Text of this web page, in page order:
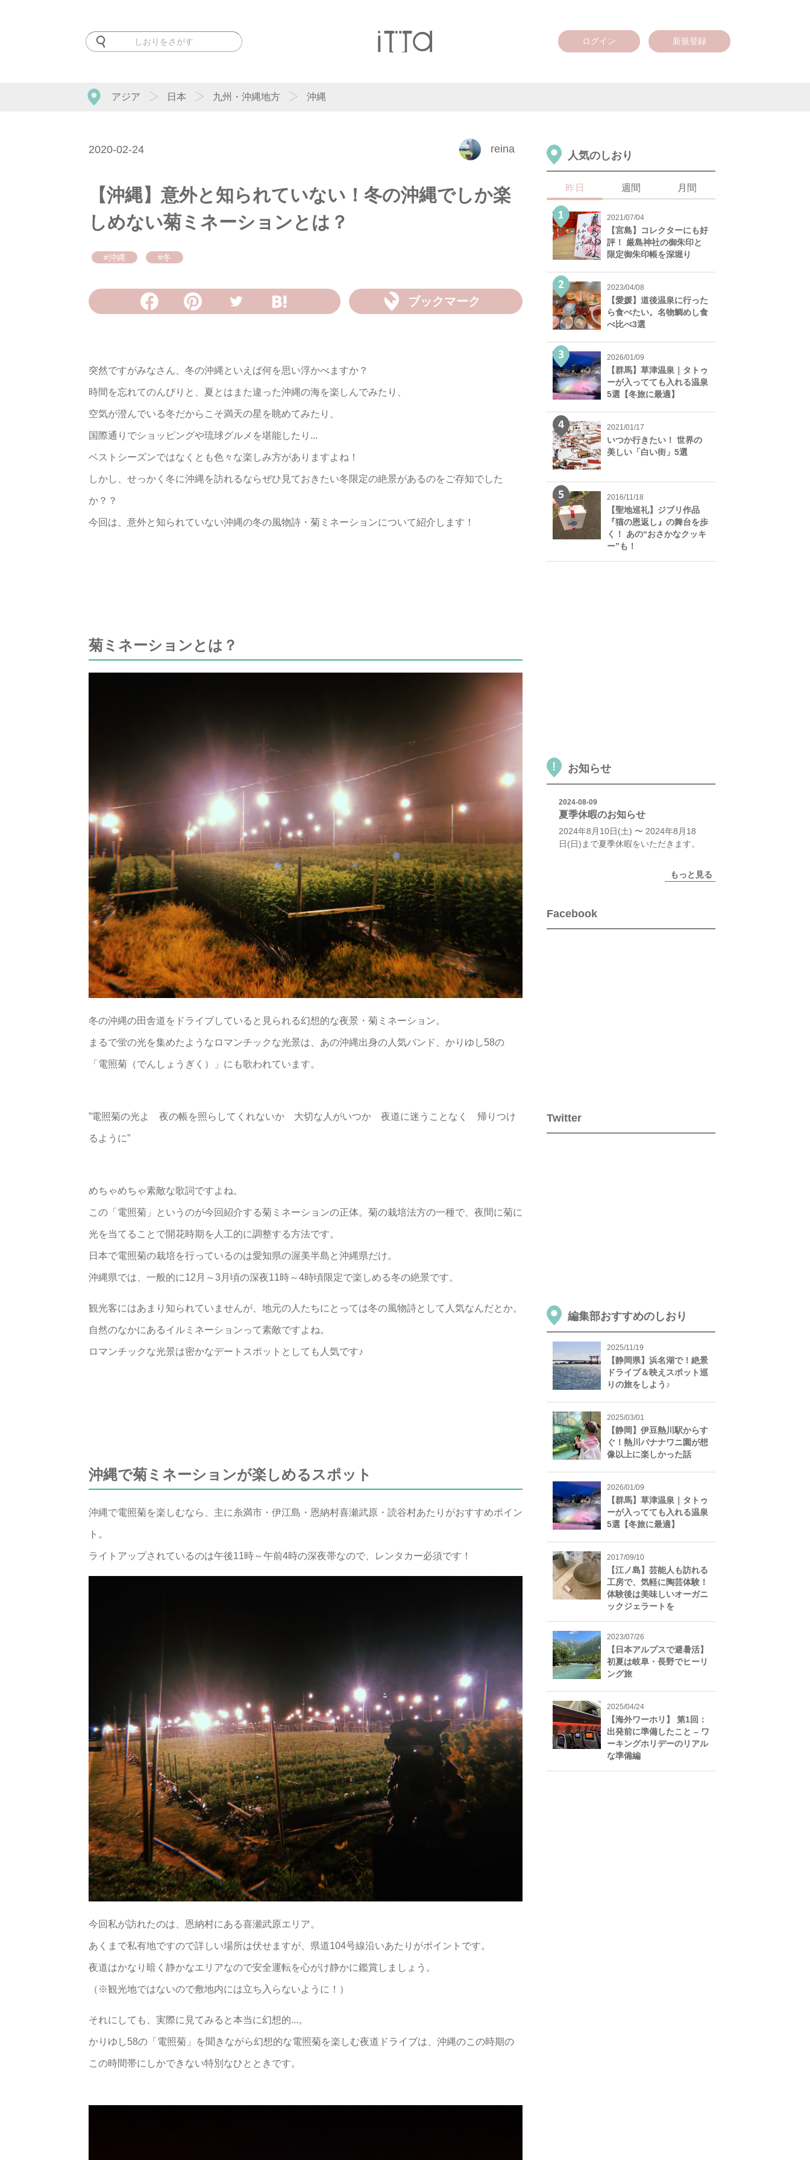
ログイン 新規登録
アジア 日本 九州・沖縄地方 沖縄
2020-02-24 reina
【沖縄】意外と知られていない！冬の沖縄でしか楽
しめない菊ミネーションとは？
#沖縄 #冬
ブックマーク
突然ですがみなさん、冬の沖縄といえば何を思い浮かべますか？
時間を忘れてのんびりと、夏とはまた違った沖縄の海を楽しんでみたり、
空気が澄んでいる冬だからこそ満天の星を眺めてみたり、
国際通りでショッピングや琉球グルメを堪能したり...
ベストシーズンではなくとも色々な楽しみ方がありますよね！
しかし、せっかく冬に沖縄を訪れるならぜひ見ておきたい冬限定の絶景があるのをご存知でした
か？？
今回は、意外と知られていない沖縄の冬の風物詩・菊ミネーションについて紹介します！
菊ミネーションとは？
冬の沖縄の田舎道をドライブしていると見られる幻想的な夜景・菊ミネーション。
まるで蛍の光を集めたようなロマンチックな光景は、あの沖縄出身の人気バンド、かりゆし58の
「電照菊（でんしょうぎく）」にも歌われています。
”電照菊の光よ 夜の帳を照らしてくれないか 大切な人がいつか 夜道に迷うことなく 帰りつけ
るように”
めちゃめちゃ素敵な歌詞ですよね。
この「電照菊」というのが今回紹介する菊ミネーションの正体。菊の栽培法方の一種で、夜間に菊に
光を当てることで開花時期を人工的に調整する方法です。
日本で電照菊の栽培を行っているのは愛知県の渥美半島と沖縄県だけ。
沖縄県では、一般的に12月～3月頃の深夜11時～4時頃限定で楽しめる冬の絶景です。
観光客にはあまり知られていませんが、地元の人たちにとっては冬の風物詩として人気なんだとか。
自然のなかにあるイルミネーションって素敵ですよね。
ロマンチックな光景は密かなデートスポットとしても人気です♪
沖縄で菊ミネーションが楽しめるスポット
沖縄で電照菊を楽しむなら、主に糸満市・伊江島・恩納村喜瀬武原・読谷村あたりがおすすめポイン
ト。
ライトアップされているのは午後11時～午前4時の深夜帯なので、レンタカー必須です！
今回私が訪れたのは、恩納村にある喜瀬武原エリア。
あくまで私有地ですので詳しい場所は伏せますが、県道104号線沿いあたりがポイントです。
夜道はかなり暗く静かなエリアなので安全運転を心がけ静かに鑑賞しましょう。
（※観光地ではないので敷地内には立ち入らないように！）
それにしても、実際に見てみると本当に幻想的...。
かりゆし58の「電照菊」を聞きながら幻想的な電照菊を楽しむ夜道ドライブは、沖縄のこの時期の
この時間帯にしかできない特別なひとときです。
人気のしおり
昨日 週間 月間
2021/07/04
【宮島】コレクターにも好
評！ 厳島神社の御朱印と
限定御朱印帳を深堀り
2023/04/08
【愛媛】道後温泉に行った
ら食べたい。名物鯛めし食
べ比べ3選
2026/01/09
【群馬】草津温泉｜タトゥ
ーが入ってても入れる温泉
5選【冬旅に最適】
2021/01/17
いつか行きたい！ 世界の
美しい「白い街」5選
2016/11/18
【聖地巡礼】ジブリ作品
『猫の恩返し』の舞台を歩
く！ あの“おさかなクッキ
ー”も！
お知らせ
2024-08-09
夏季休暇のお知らせ
2024年8月10日(土) 〜 2024年8月18
日(日)まで夏季休暇をいただきます。
もっと見る
Facebook
Twitter
編集部おすすめのしおり
2025/11/19
【静岡県】浜名湖で！絶景
ドライブ＆映えスポット巡
りの旅をしよう♪
2025/03/01
【静岡】伊豆熱川駅からす
ぐ！熱川バナナワニ園が想
像以上に楽しかった話
2026/01/09
【群馬】草津温泉｜タトゥ
ーが入ってても入れる温泉
5選【冬旅に最適】
2017/09/10
【江ノ島】芸能人も訪れる
工房で、気軽に陶芸体験！
体験後は美味しいオーガニ
ックジェラートを
2023/07/26
【日本アルプスで避暑活】
初夏は岐阜・長野でヒーリ
ング旅
2025/04/24
【海外ワーホリ】 第1回：
出発前に準備したこと – ワ
ーキングホリデーのリアル
な準備編